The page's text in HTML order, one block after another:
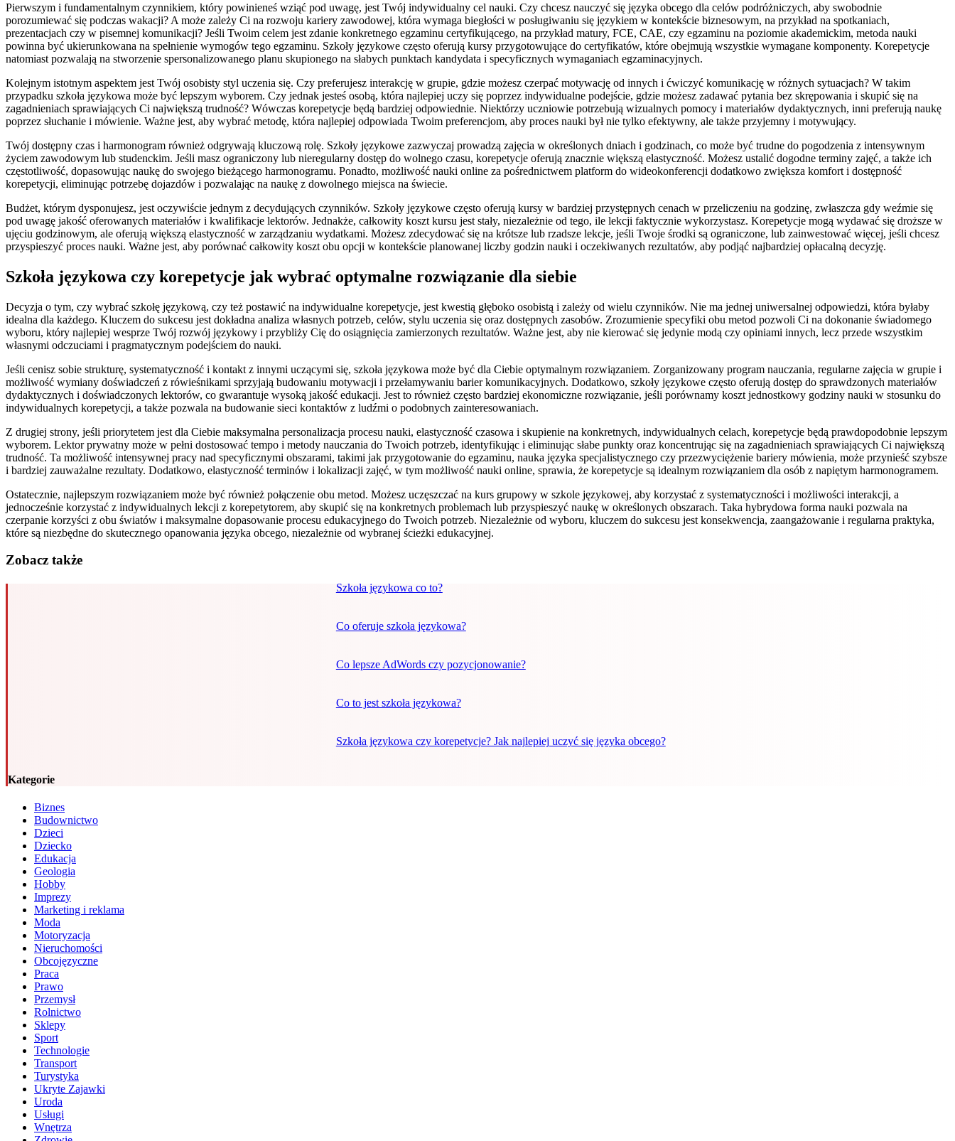
Pierwszym i fundamentalnym czynnikiem, który powinieneś wziąć pod uwagę, jest Twój indywidualny cel nauki. Czy chcesz nauczyć się języka obcego dla celów podróżniczych, aby swobodnie
porozumiewać się podczas wakacji? A może zależy Ci na rozwoju kariery zawodowej, która wymaga biegłości w posługiwaniu się językiem w kontekście biznesowym, na przykład na spotkaniach,
prezentacjach czy w pisemnej komunikacji? Jeśli Twoim celem jest zdanie konkretnego egzaminu certyfikującego, na przykład matury, FCE, CAE, czy egzaminu na poziomie akademickim, metoda nauki
powinna być ukierunkowana na spełnienie wymogów tego egzaminu. Szkoły językowe często oferują kursy przygotowujące do certyfikatów, które obejmują wszystkie wymagane komponenty. Korepetycje
natomiast pozwalają na stworzenie spersonalizowanego planu skupionego na słabych punktach kandydata i specyficznych wymaganiach egzaminacyjnych.
Kolejnym istotnym aspektem jest Twój osobisty styl uczenia się. Czy preferujesz interakcję w grupie, gdzie możesz czerpać motywację od innych i ćwiczyć komunikację w różnych sytuacjach? W takim
przypadku szkoła językowa może być lepszym wyborem. Czy jednak jesteś osobą, która najlepiej uczy się poprzez indywidualne podejście, gdzie możesz zadawać pytania bez skrępowania i skupić się na
zagadnieniach sprawiających Ci największą trudność? Wówczas korepetycje będą bardziej odpowiednie. Niektórzy uczniowie potrzebują wizualnych pomocy i materiałów dydaktycznych, inni preferują naukę
poprzez słuchanie i mówienie. Ważne jest, aby wybrać metodę, która najlepiej odpowiada Twoim preferencjom, aby proces nauki był nie tylko efektywny, ale także przyjemny i motywujący.
Twój dostępny czas i harmonogram również odgrywają kluczową rolę. Szkoły językowe zazwyczaj prowadzą zajęcia w określonych dniach i godzinach, co może być trudne do pogodzenia z intensywnym
życiem zawodowym lub studenckim. Jeśli masz ograniczony lub nieregularny dostęp do wolnego czasu, korepetycje oferują znacznie większą elastyczność. Możesz ustalić dogodne terminy zajęć, a także ich
częstotliwość, dopasowując naukę do swojego bieżącego harmonogramu. Ponadto, możliwość nauki online za pośrednictwem platform do wideokonferencji dodatkowo zwiększa komfort i dostępność
korepetycji, eliminując potrzebę dojazdów i pozwalając na naukę z dowolnego miejsca na świecie.
Budżet, którym dysponujesz, jest oczywiście jednym z decydujących czynników. Szkoły językowe często oferują kursy w bardziej przystępnych cenach w przeliczeniu na godzinę, zwłaszcza gdy weźmie się
pod uwagę jakość oferowanych materiałów i kwalifikacje lektorów. Jednakże, całkowity koszt kursu jest stały, niezależnie od tego, ile lekcji faktycznie wykorzystasz. Korepetycje mogą wydawać się droższe w
ujęciu godzinowym, ale oferują większą elastyczność w zarządzaniu wydatkami. Możesz zdecydować się na krótsze lub rzadsze lekcje, jeśli Twoje środki są ograniczone, lub zainwestować więcej, jeśli chcesz
przyspieszyć proces nauki. Ważne jest, aby porównać całkowity koszt obu opcji w kontekście planowanej liczby godzin nauki i oczekiwanych rezultatów, aby podjąć najbardziej opłacalną decyzję.
Szkoła językowa czy korepetycje jak wybrać optymalne rozwiązanie dla siebie
Decyzja o tym, czy wybrać szkołę językową, czy też postawić na indywidualne korepetycje, jest kwestią głęboko osobistą i zależy od wielu czynników. Nie ma jednej uniwersalnej odpowiedzi, która byłaby
idealna dla każdego. Kluczem do sukcesu jest dokładna analiza własnych potrzeb, celów, stylu uczenia się oraz dostępnych zasobów. Zrozumienie specyfiki obu metod pozwoli Ci na dokonanie świadomego
wyboru, który najlepiej wesprze Twój rozwój językowy i przybliży Cię do osiągnięcia zamierzonych rezultatów. Ważne jest, aby nie kierować się jedynie modą czy opiniami innych, lecz przede wszystkim
własnymi odczuciami i pragmatycznym podejściem do nauki.
Jeśli cenisz sobie strukturę, systematyczność i kontakt z innymi uczącymi się, szkoła językowa może być dla Ciebie optymalnym rozwiązaniem. Zorganizowany program nauczania, regularne zajęcia w grupie i
możliwość wymiany doświadczeń z rówieśnikami sprzyjają budowaniu motywacji i przełamywaniu barier komunikacyjnych. Dodatkowo, szkoły językowe często oferują dostęp do sprawdzonych materiałów
dydaktycznych i doświadczonych lektorów, co gwarantuje wysoką jakość edukacji. Jest to również często bardziej ekonomiczne rozwiązanie, jeśli porównamy koszt jednostkowy godziny nauki w stosunku do
indywidualnych korepetycji, a także pozwala na budowanie sieci kontaktów z ludźmi o podobnych zainteresowaniach.
Z drugiej strony, jeśli priorytetem jest dla Ciebie maksymalna personalizacja procesu nauki, elastyczność czasowa i skupienie na konkretnych, indywidualnych celach, korepetycje będą prawdopodobnie lepszym
wyborem. Lektor prywatny może w pełni dostosować tempo i metody nauczania do Twoich potrzeb, identyfikując i eliminując słabe punkty oraz koncentrując się na zagadnieniach sprawiających Ci największą
trudność. Ta możliwość intensywnej pracy nad specyficznymi obszarami, takimi jak przygotowanie do egzaminu, nauka języka specjalistycznego czy przezwyciężenie bariery mówienia, może przynieść szybsze
i bardziej zauważalne rezultaty. Dodatkowo, elastyczność terminów i lokalizacji zajęć, w tym możliwość nauki online, sprawia, że korepetycje są idealnym rozwiązaniem dla osób z napiętym harmonogramem.
Ostatecznie, najlepszym rozwiązaniem może być również połączenie obu metod. Możesz uczęszczać na kurs grupowy w szkole językowej, aby korzystać z systematyczności i możliwości interakcji, a
jednocześnie korzystać z indywidualnych lekcji z korepetytorem, aby skupić się na konkretnych problemach lub przyspieszyć naukę w określonych obszarach. Taka hybrydowa forma nauki pozwala na
czerpanie korzyści z obu światów i maksymalne dopasowanie procesu edukacyjnego do Twoich potrzeb. Niezależnie od wyboru, kluczem do sukcesu jest konsekwencja, zaangażowanie i regularna praktyka,
które są niezbędne do skutecznego opanowania języka obcego, niezależnie od wybranej ścieżki edukacyjnej.
Zobacz także
Szkoła językowa co to?
Co oferuje szkoła językowa?
Co lepsze AdWords czy pozycjonowanie?
Co to jest szkoła językowa?
Szkoła językowa czy korepetycje? Jak najlepiej uczyć się języka obcego?
Kategorie
Biznes
Budownictwo
Dzieci
Dziecko
Edukacja
Geologia
Hobby
Imprezy
Marketing i reklama
Moda
Motoryzacja
Nieruchomości
Obcojęzyczne
Praca
Prawo
Przemysł
Rolnictwo
Sklepy
Sport
Technologie
Transport
Turystyka
Ukryte Zajawki
Uroda
Usługi
Wnętrza